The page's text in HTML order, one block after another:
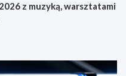
z muzyką, warsztatami